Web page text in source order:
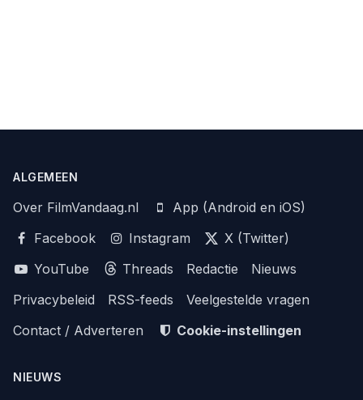
ALGEMEEN
Over FilmVandaag.nl
App (Android en iOS)
Facebook
Instagram
X (Twitter)
YouTube
Threads Redactie
Nieuws
Privacybeleid
RSS-feeds
Veelgestelde vragen
Contact / Adverteren
Cookie-instellingen
NIEUWS